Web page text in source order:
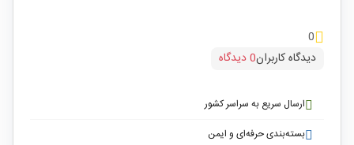
0
دیدگاه کاربران0 دیدگاه
ارسال سریع به سراسر کشور
بسته‌بندی حرفه‌ای و ایمن